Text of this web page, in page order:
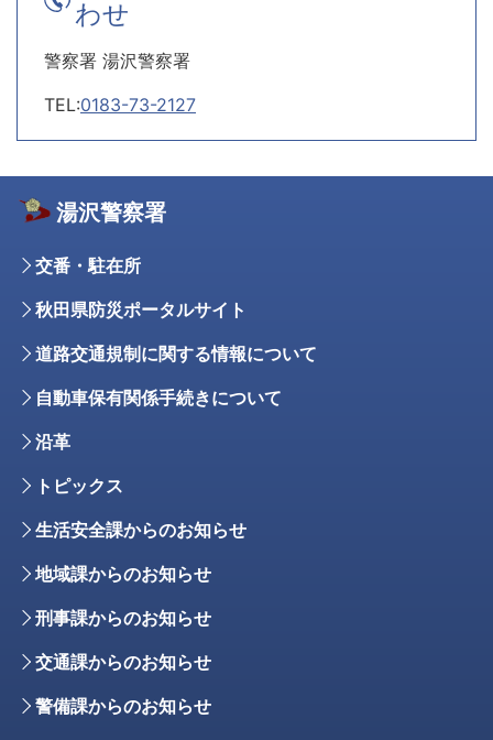
わせ
警察署 湯沢警察署
TEL:0183-73-2127
湯沢警察署
交番・駐在所
秋田県防災ポータルサイト
道路交通規制に関する情報について
自動車保有関係手続きについて
沿革
トピックス
生活安全課からのお知らせ
地域課からのお知らせ
刑事課からのお知らせ
交通課からのお知らせ
警備課からのお知らせ